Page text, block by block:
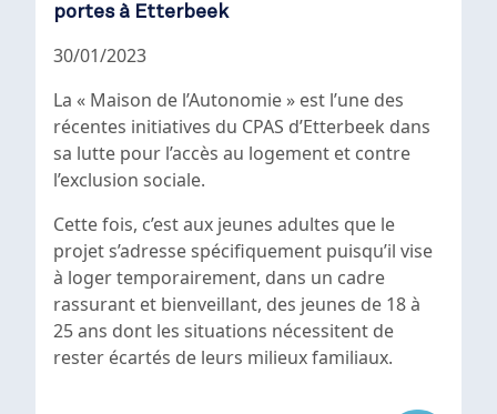
portes à Etterbeek
30/01/2023
La « Maison de l’Autonomie » est l’une des
récentes initiatives du CPAS d’Etterbeek dans
sa lutte pour l’accès au logement et contre
l’exclusion sociale.
Cette fois, c’est aux jeunes adultes que le
projet s’adresse spécifiquement puisqu’il vise
à loger temporairement, dans un cadre
rassurant et bienveillant, des jeunes de 18 à
25 ans dont les situations nécessitent de
rester écartés de leurs milieux familiaux.